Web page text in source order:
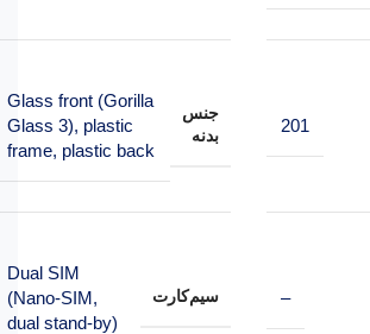
201
جنس
بدنه
Glass front (Gorilla
Glass 3), plastic
frame, plastic back
– سیم‌کارت
Dual SIM
(Nano-SIM,
dual stand-by)